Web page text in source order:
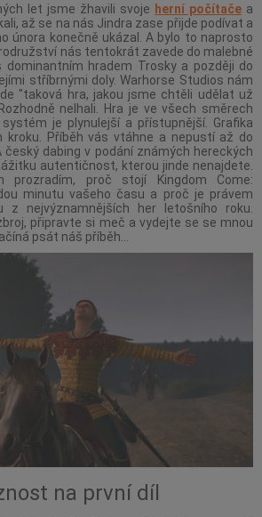
let jsme žhavili svoje herní počítače a
až se na nás Jindra zase přijde podívat a
února konečně ukázal. A bylo to naprosto
nás tentokrát zavede do malebné
dominantním hradem Trosky a později do
stříbrnými doly. Warhorse Studios nám
"taková hra, jakou jsme chtěli udělat už
nelhali. Hra je ve všech směrech
systém je plynulejší a přístupnější. Grafika
kroku. Příběh vás vtáhne a nepustí až do
dabing v podání známých hereckých
autentičnost, kterou jinde nenajdete.
proč stojí Kingdom Come:
minutu vašeho času a proč je právem
z nejvýznamnějších her letošního roku.
připravte si meč a vydejte se se mnou
psát náš příběh…
na první díl